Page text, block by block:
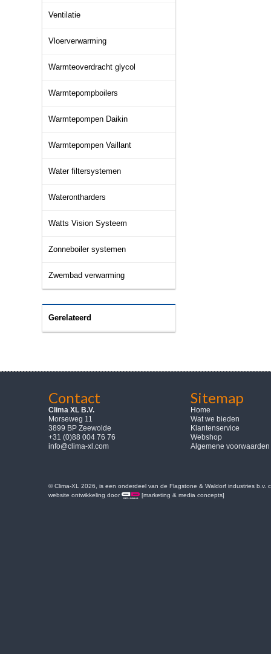
Ventilatie
Vloerverwarming
Warmteoverdracht glycol
Warmtepompboilers
Warmtepompen Daikin
Warmtepompen Vaillant
Water filtersystemen
Waterontharders
Watts Vision Systeem
Zonneboiler systemen
Zwembad verwarming
Gerelateerd
Contact
Clima XL B.V.
Morseweg 11
3899 BP Zeewolde
+31 (0)88 004 76 76
info@clima-xl.com
Sitemap
Home
Wat we bieden
Klantenservice
Webshop
Algemene voorwaarden
© Clima-XL 2026, is een onderdeel van de Flagstone & Waldorf industries b.v.
website ontwikkeling door
[marketing & media concepts]